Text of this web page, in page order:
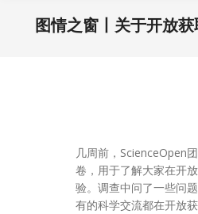
图情之窗丨关于开放
几周前，ScienceOpen
卷，用于了解大家在开
验。调查中问了一些问
有的科学交流都在开放